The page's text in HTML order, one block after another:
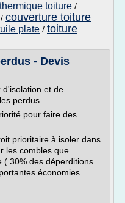
toiture /
/ couverture toiture
plate / toiture
- Devis
d'isolation et de
perdus
pour faire des
prioritaire à isoler dans
les combles que
( 30% des déperditions
économies...